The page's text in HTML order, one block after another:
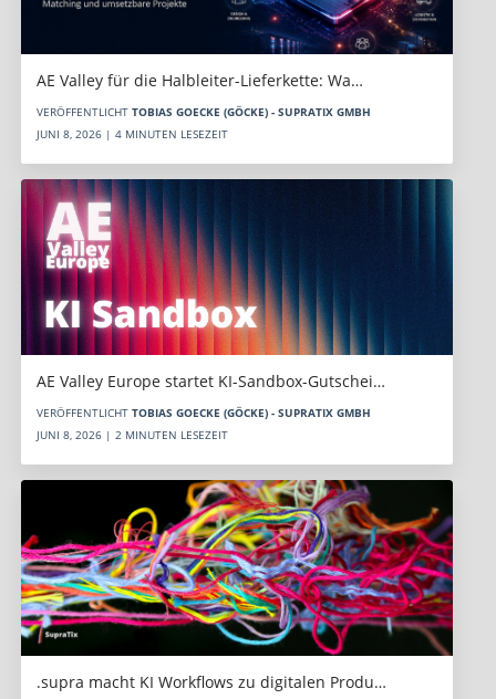
AE Valley für die Halbleiter-Lieferkette: Wa…
VERÖFFENTLICHT TOBIAS GOECKE (GÖCKE) - SUPRATIX GMBH
JUNI 8, 2026 | 4 MINUTEN LESEZEIT
AE Valley Europe startet KI-Sandbox-Gutschei…
VERÖFFENTLICHT TOBIAS GOECKE (GÖCKE) - SUPRATIX GMBH
JUNI 8, 2026 | 2 MINUTEN LESEZEIT
.supra macht KI Workflows zu digitalen Produ…